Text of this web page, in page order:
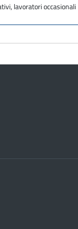
lavoratori occasionali